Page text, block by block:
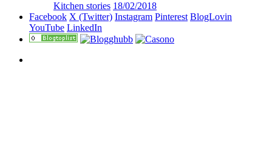
Kitchen stories 18/02/2018
Facebook X (Twitter) Instagram Pinterest BlogLovin
YouTube LinkedIn